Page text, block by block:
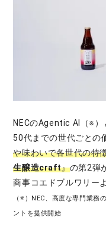
NECのAgentic AI（※
50代までの世代ごとの
や味わいで各世代の特
生醸造craft』の第2弾
商事コエドブルワリー
（※）NEC、高度な専門業務
ントを提供開始